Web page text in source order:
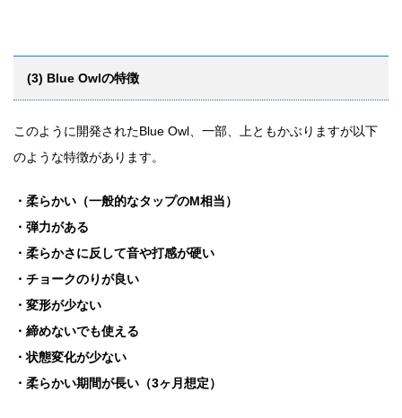
(3) Blue Owlの特徴
このように開発されたBlue Owl、一部、上ともかぶりますが以下
のような特徴があります。
・柔らかい（一般的なタップのM相当）
・弾力がある
・柔らかさに反して音や打感が硬い
・チョークのりが良い
・変形が少ない
・締めないでも使える
・状態変化が少ない
・柔らかい期間が長い（3ヶ月想定）